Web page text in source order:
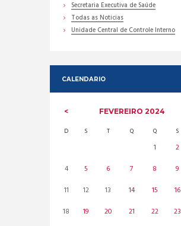
Secretaria Executiva de Saúde
Todas as Noticias
Unidade Central de Controle Interno
CALENDARIO
FEVEREIRO 2024
D S T Q Q S
1 2
4
5 6 7 8 9
11
12 13 14 15 16
18
19 20 21 22 23